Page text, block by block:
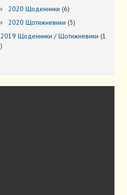
2020 Щоденники 66
товарів
2020 Щотижневики 55
2019 Щоденники / Щотижневики 1
1